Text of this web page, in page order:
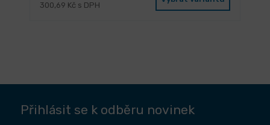
300,69 Kč s DPH
Přihlásit se k odběru novinek